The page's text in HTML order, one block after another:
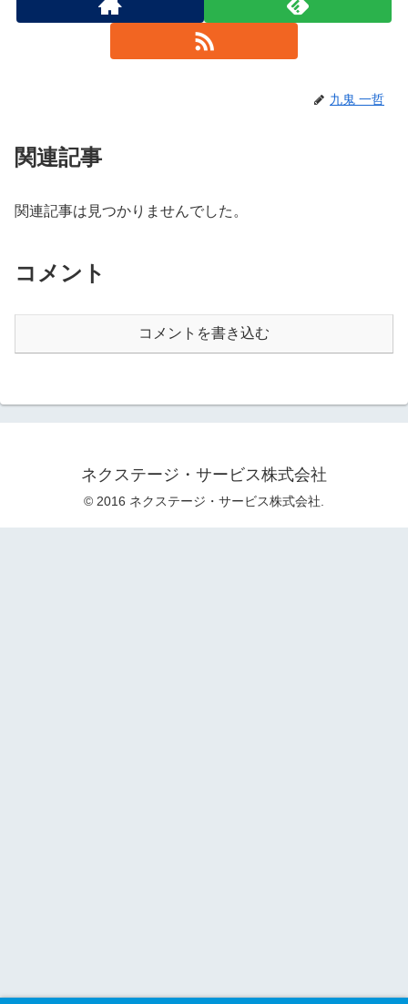
九鬼 一哲
関連記事
関連記事は見つかりませんでした。
コメント
コメントを書き込む
ネクステージ・サービス株式会社
© 2016 ネクステージ・サービス株式会社.